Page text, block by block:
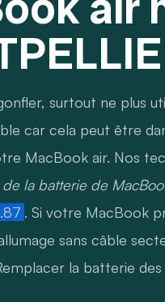
surtout ne plus
car cela peut être
MacBook air. Nos
la batterie de
. Si votre MacBook
sans câble
la batterie